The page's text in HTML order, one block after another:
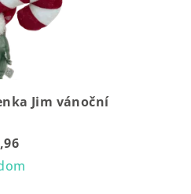
Jim vánoční